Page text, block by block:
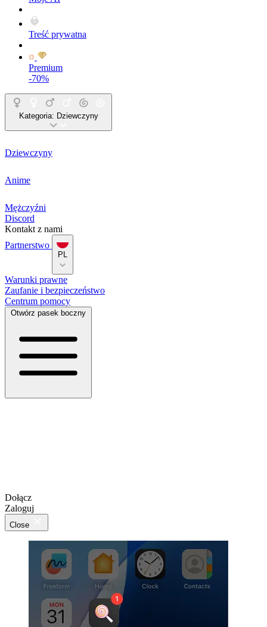
Treść prywatna
Premium
-70%
Kategoria: Dziewczyny
Dziewczyny
Anime
Mężczyźni
Discord
Kontakt z nami
Partnerstwo
PL
Warunki prawne
Zaufanie i bezpieczeństwo
Centrum pomocy
Otwórz pasek boczny
Dołącz
Zaloguj
Close